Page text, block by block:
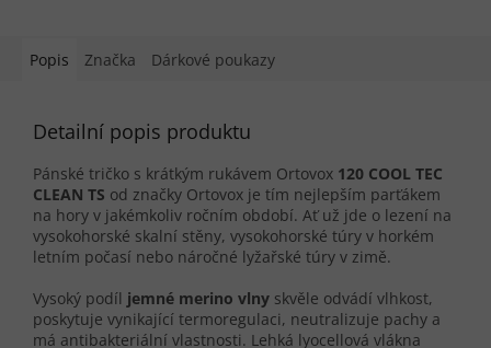
Popis Značka Dárkové poukazy
Detailní popis produktu
Pánské tričko s krátkým rukávem Ortovox 120 COOL TEC
CLEAN TS od značky Ortovox je tím nejlepším parťákem
na hory v jakémkoliv ročním období. Ať už jde o lezení na
vysokohorské skalní stěny, vysokohorské túry v horkém
letním počasí nebo náročné lyžařské túry v zimě.
Vysoký podíl jemné merino vlny skvěle odvádí vlhkost,
poskytuje vynikající termoregulaci, neutralizuje pachy a
má antibakteriální vlastnosti. Lehká lyocellová vlákna